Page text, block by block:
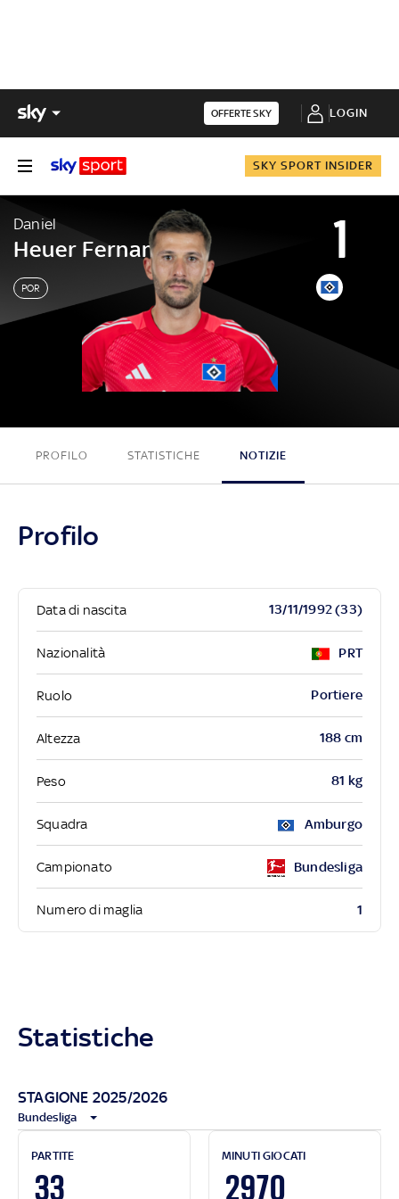
OFFERTE SKY LOGIN
SKY SPORT INSIDER
Daniel
Heuer Fernandes
POR
1
Daniel Heuer Fernandes
PROFILO STATISTICHE NOTIZIE
Profilo
Data di nascita 13/11/1992 (33)
Nazionalità PRT
Ruolo Portiere
Altezza 188 cm
Peso 81 kg
Squadra Amburgo
Campionato Bundesliga
Numero di maglia 1
Statistiche
STAGIONE 2025/2026
Bundesliga
PARTITE
33
MINUTI GIOCATI
2970